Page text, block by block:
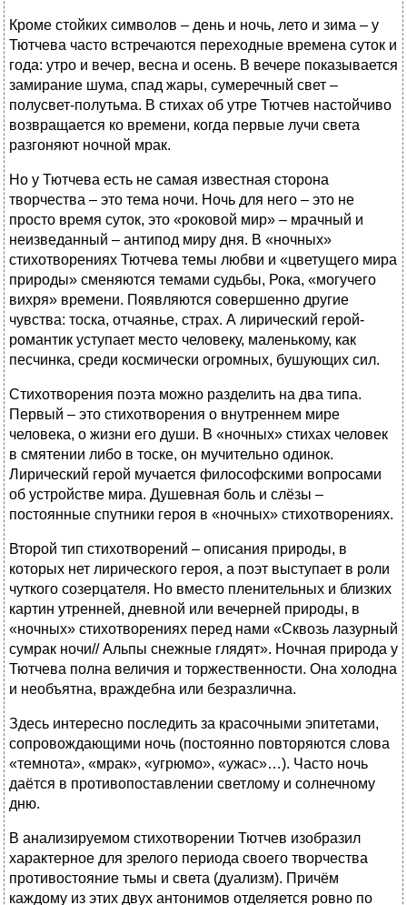
Кроме стойких символов – день и ночь, лето и зима – у
Тютчева часто встречаются переходные времена суток и
года: утро и вечер, весна и осень. В вечере показывается
замирание шума, спад жары, сумеречный свет –
полусвет-полутьма. В стихах об утре Тютчев настойчиво
возвращается ко времени, когда первые лучи света
разгоняют ночной мрак.
Но у Тютчева есть не самая известная сторона
творчества – это тема ночи. Ночь для него – это не
просто время суток, это «роковой мир» – мрачный и
неизведанный – антипод миру дня. В «ночных»
стихотворениях Тютчева темы любви и «цветущего мира
природы» сменяются темами судьбы, Рока, «могучего
вихря» времени. Появляются совершенно другие
чувства: тоска, отчаянье, страх. А лирический герой-
романтик уступает место человеку, маленькому, как
песчинка, среди космически огромных, бушующих сил.
Стихотворения поэта можно разделить на два типа.
Первый – это стихотворения о внутреннем мире
человека, о жизни его души. В «ночных» стихах человек
в смятении либо в тоске, он мучительно одинок.
Лирический герой мучается философскими вопросами
об устройстве мира. Душевная боль и слёзы –
постоянные спутники героя в «ночных» стихотворениях.
Второй тип стихотворений – описания природы, в
которых нет лирического героя, а поэт выступает в роли
чуткого созерцателя. Но вместо пленительных и близких
картин утренней, дневной или вечерней природы, в
«ночных» стихотворениях перед нами «Сквозь лазурный
сумрак ночи// Альпы снежные глядят». Ночная природа у
Тютчева полна величия и торжественности. Она холодна
и необъятна, враждебна или безразлична.
Здесь интересно последить за красочными эпитетами,
сопровождающими ночь (постоянно повторяются слова
«темнота», «мрак», «угрюмо», «ужас»…). Часто ночь
даётся в противопоставлении светлому и солнечному
дню.
В анализируемом стихотворении Тютчев изобразил
характерное для зрелого периода своего творчества
противостояние тьмы и света (дуализм). Причём
каждому из этих двух антонимов отделяется ровно по